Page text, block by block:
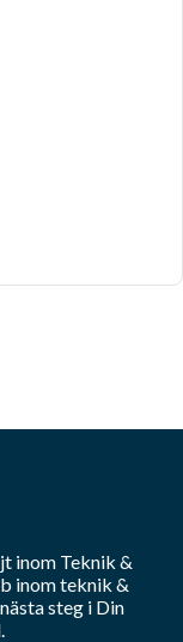
inom Teknik &
inomteknik &
steg i Din